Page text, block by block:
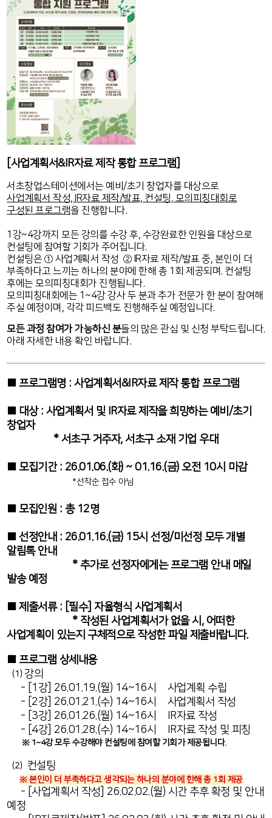
[사업계획서&IR자료 제작 통합 프로그램]
서초창업스테이션에서는 예비/초기 창업자를 대상으로
사업계획서 작성, IR자료 제작/발표, 컨설팅, 모의피칭대회로
구성된 프로그램을 진행합니다.
1강~4강까지 모든 강의를 수강 후, 수강완료한 인원을 대상으로
컨설팅에 참여할 기회가 주어집니다.
컨설팅은 ① 사업계획서 작성 ② IR자료 제작/발표 중, 본인이 더
부족하다고 느끼는 하나의 분야에 한해 총 1회 제공되며. 컨설팅
후에는 모의피칭대회가 진행됩니다.
모의피칭대회에는 1~4강 강사 두 분과 추가 전문가 한 분이 참여해
주실 예정이며, 각각 피드백도 진행해주실 예정입니다.
모든 과정 참여가 가능하신 분들의 많은 관심 및 신청 부탁드립니다.
아래 자세한 내용 확인 바랍니다.
■ 프로그램명 : 사업계획서&IR자료 제작 통합 프로그램
■ 대상 : 사업계획서 및 IR자료 제작을 희망하는 예비/초기
창업자
* 서초구 거주자, 서초구 소재 기업 우대
■ 모집기간 : 26.01.06.(화) ~ 01.16.(금) 오전 10시 마감
*선착순 접수 아님
■ 모집인원 : 총 12명
■ 선정안내 : 26.01.16.(금) 15시 선정/미선정 모두 개별
알림톡 안내
* 추가로 선정자에게는 프로그램 안내 메일
발송 예정
■ 제출서류 : [필수] 자율형식 사업계획서
* 작성된 사업계획서가 없을 시, 어떠한
사업계획이 있는지 구체적으로 작성한 파일 제출바랍니다.
■ 프로그램 상세내용
⑴ 강의
- [1강] 26.01.19.(월) 14~16시 사업계획 수립
- [2강] 26.01.21.(수) 14~16시 사업계획서 작성
- [3강] 26.01.26.(월) 14~16시 IR자료 작성
- [4강] 26.01.28.(수) 14~16시 IR자료 작성 및 피칭
※ 1~4강 모두 수강해야 컨설팅에 참여할 기회가 제공됩니다.
⑵ 컨설팅
※본인이 더 부족하다고 생각되는 하나의 분야에 한해 총 1회 제공
- [사업계획서 작성] 26.02.02.(월) 시간 추후 확정 및 안내
예정